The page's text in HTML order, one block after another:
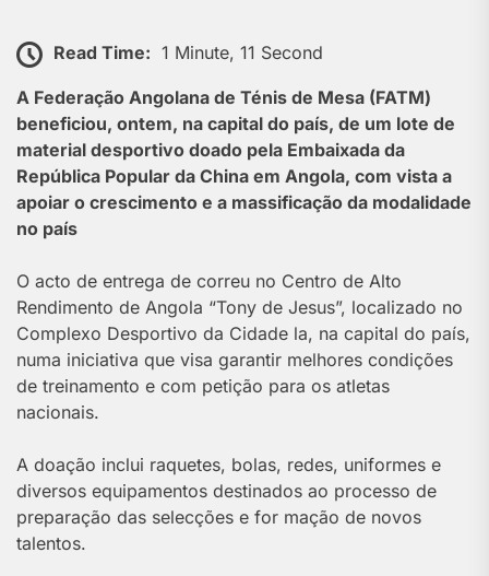
Read Time: 1 Minute, 11 Second
A Federação Angolana de Ténis de Mesa (FATM)
beneficiou, ontem, na capital do país, de um lote de
material desportivo doado pela Embaixada da
República Popular da China em Angola, com vista a
apoiar o crescimento e a massificação da modalidade
no país
O acto de entrega de correu no Centro de Alto
Rendimento de Angola “Tony de Jesus”, localizado no
Complexo Desportivo da Cidade la, na capital do país,
numa iniciativa que visa garantir melhores condições
de treinamento e com petição para os atletas
nacionais.
A doação inclui raquetes, bolas, redes, uniformes e
diversos equipamentos destinados ao processo de
preparação das selecções e for mação de novos
talentos.